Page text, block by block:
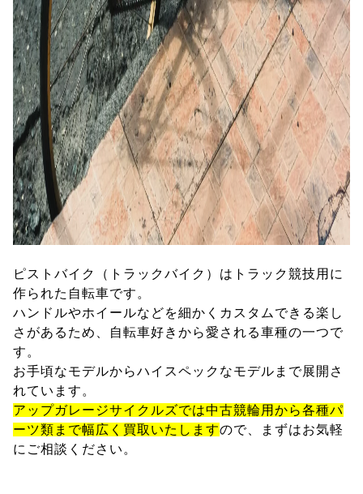
ピストバイク（トラックバイク）はトラック競技用に
作られた自転車です。
ハンドルやホイールなどを細かくカスタムできる楽し
さがあるため、自転車好きから愛される車種の一つで
す。
お手頃なモデルからハイスペックなモデルまで展開さ
れています。
アップガレージサイクルズでは中古競輪用から各種パ
ーツ類まで幅広く買取いたしますので、まずはお気軽
にご相談ください。